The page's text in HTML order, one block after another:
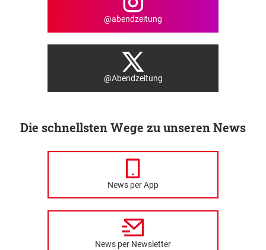
@abendzeitung
@Abendzeitung
Die schnellsten Wege zu unseren News
News per App
News per Newsletter